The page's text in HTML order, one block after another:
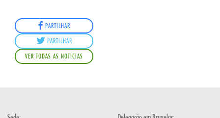
PARTILHAR
PARTILHAR
VER TODAS AS NOTÍCIAS